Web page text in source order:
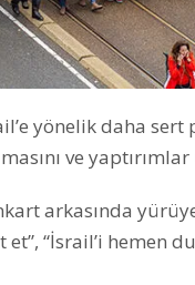
yönelik daha
ve
arkasında
“İsrail’i hemen